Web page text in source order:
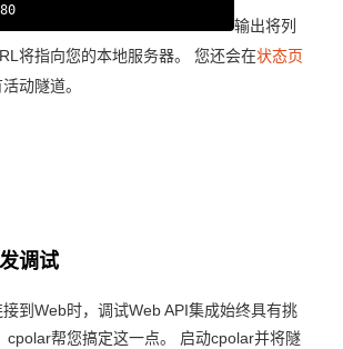
输出将列
将指向您的本地服务器。 您还会在状态页
动隧道。
调试
到Web时，调试Web API集成始终具有挑
cpolar帮您搞定这一点。 启动cpolar并将隧